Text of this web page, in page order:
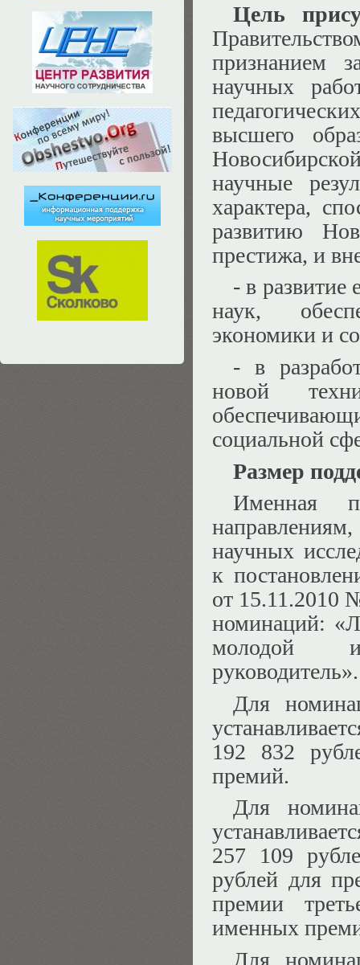
Цель
признанием
научных
высшего
научные
характера,
развитию
престижа, и
- в развитие
наук,
экономики и
- в
новой
социальной
Размер
Именная
научных
к
от 15.11.2010
номинаций:
молодой
руководитель».
Для
192 832
премий.
Для
257 109
рублей для
премии
именных
Для